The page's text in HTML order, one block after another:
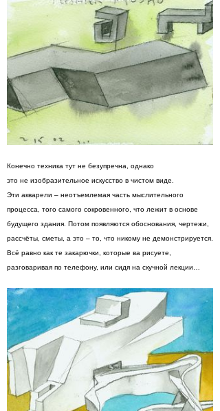
Конечно техника тут не безупречна, однако
это не изобразительное искусство в чистом виде.
Эти акварели – неотъемлемая часть мыслительного
процесса, того самого сокровенного, что лежит в основе
будущего здания. Потом появляются обоснования, чертежи,
рассчёты, сметы, а это – то, что никому не демонстрируется.
Всё равно как те закарючки, которые ва рисуете,
разговаривая по телефону, или сидя на скучной лекции…